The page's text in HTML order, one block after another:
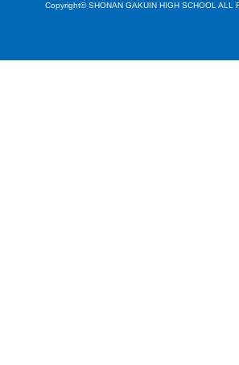
Copyright© SHONAN GAKUIN HIGH SCHOOL ALL